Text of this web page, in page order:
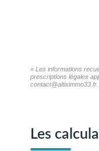
« Les informations
prescriptions légales
Les